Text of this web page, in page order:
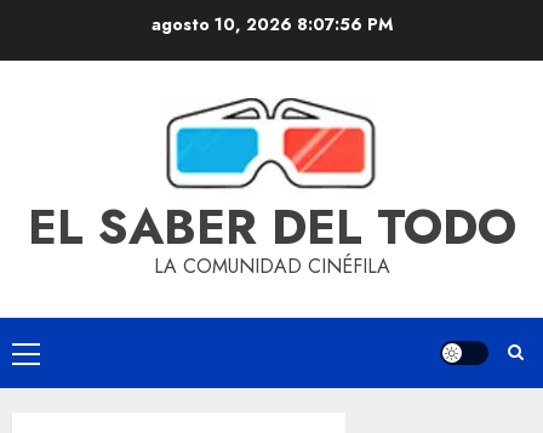
agosto 10, 2026 8:07:56 PM
EL SABER DEL TODO
LA COMUNIDAD CINÉFILA